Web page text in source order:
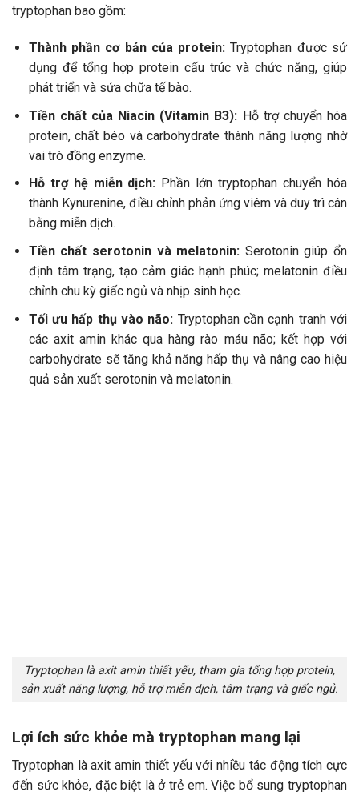
tryptophan bao gồm:
Thành phần cơ bản của protein: Tryptophan được sử
dụng để tổng hợp protein cấu trúc và chức năng, giúp
phát triển và sửa chữa tế bào.
Tiền chất của Niacin (Vitamin B3): Hỗ trợ chuyển hóa
protein, chất béo và carbohydrate thành năng lượng nhờ
vai trò đồng enzyme.
Hỗ trợ hệ miễn dịch: Phần lớn tryptophan chuyển hóa
thành Kynurenine, điều chỉnh phản ứng viêm và duy trì cân
bằng miễn dịch.
Tiền chất serotonin và melatonin: Serotonin giúp ổn
định tâm trạng, tạo cảm giác hạnh phúc; melatonin điều
chỉnh chu kỳ giấc ngủ và nhịp sinh học.
Tối ưu hấp thụ vào não: Tryptophan cần cạnh tranh với
các axit amin khác qua hàng rào máu não; kết hợp với
carbohydrate sẽ tăng khả năng hấp thụ và nâng cao hiệu
quả sản xuất serotonin và melatonin.
Tryptophan là axit amin thiết yếu, tham gia tổng hợp protein,
sản xuất năng lượng, hỗ trợ miễn dịch, tâm trạng và giấc ngủ.
Lợi ích sức khỏe mà tryptophan mang lại
Tryptophan là axit amin thiết yếu với nhiều tác động tích cực
đến sức khỏe, đặc biệt là ở trẻ em. Việc bổ sung tryptophan